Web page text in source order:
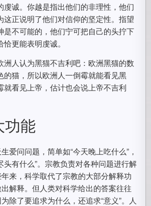
虔诚。你越是指出他们的非理性，他们
这正说明了他们对信仰的坚定性。指望
是不可能的，他们宁可把自己的头拧下
更能表明虔诚。
洲人认为黑猫不吉利吧：欧洲黑猫的数
的猫，所以欧洲人一倒霉就能看见黑
就看见上帝，估计也会说上帝不吉利
功能
生爱问问题，简单如“今天晚上吃什么”，
头有什么”。宗教负责对各种问题进行解
来，科学取代了宗教的大部分解释功
解释。但人类对科学给出的答案往往
除了要追求为什么，还追求“意义”。人